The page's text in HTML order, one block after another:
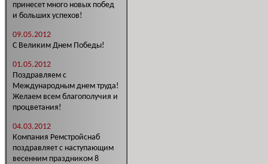
принесет много новых побед
и больших успехов!
09.05.2012
С Великим Днем Победы!
01.05.2012
Поздравляем с
Международным днем труда!
Желаем всем благополучия и
процветания!
04.03.2012
Компания Ремстройснаб
поздравляет с наступающим
весенним праздником 8